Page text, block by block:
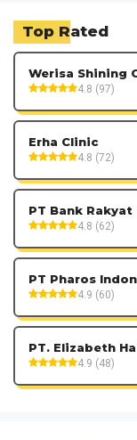
Top Rated
Werisa Shining
4.8 (97)
Erha Clinic
4.8 (72)
PT Bank
4.8 (62)
PT Pharos
4.9 (60)
PT. Elizabeth
4.9 (48)